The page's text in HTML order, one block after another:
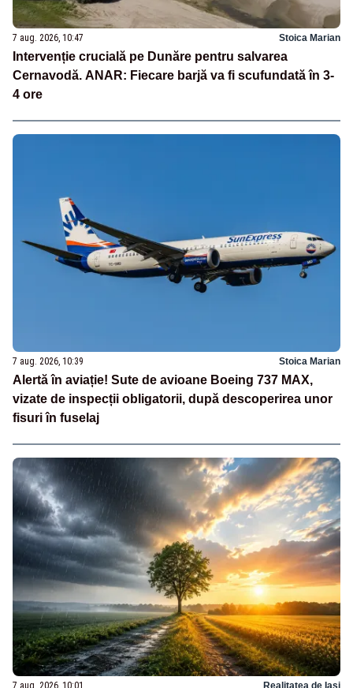
7 aug. 2026, 10:47 Stoica Marian
Intervenție crucială pe Dunăre pentru salvarea
Cernavodă. ANAR: Fiecare barjă va fi scufundată în 3-
4 ore
7 aug. 2026, 10:39 Stoica Marian
Alertă în aviație! Sute de avioane Boeing 737 MAX,
vizate de inspecții obligatorii, după descoperirea unor
fisuri în fuselaj
7 aug. 2026, 10:01 Realitatea de Iasi